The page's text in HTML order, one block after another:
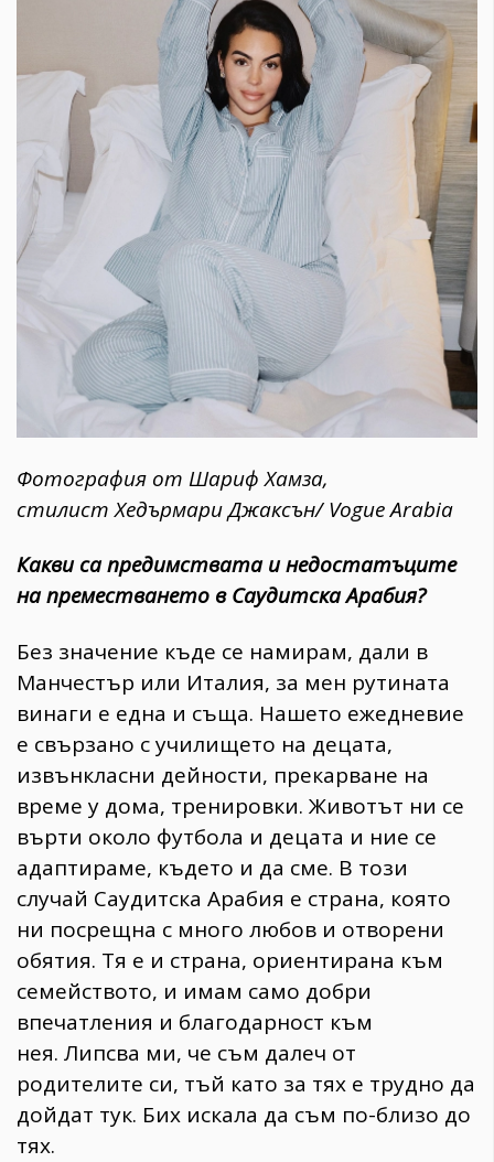
Фотография от Шариф Хамза,
стилист Хедърмари Джаксън/ Vogue Arabia
Какви са предимствата и недостатъците
на преместването в Саудитска Арабия?
Без значение къде се намирам, дали в
Манчестър или Италия, за мен рутината
винаги е една и съща. Нашето ежедневие
е свързано с училището на децата,
извънкласни дейности, прекарване на
време у дома, тренировки. Животът ни се
върти около футбола и децата и ние се
адаптираме, където и да сме. В този
случай Саудитска Арабия е страна, която
ни посрещна с много любов и отворени
обятия. Тя е и страна, ориентирана към
семейството, и имам само добри
впечатления и благодарност към
нея. Липсва ми, че съм далеч от
родителите си, тъй като за тях е трудно да
дойдат тук. Бих искала да съм по-близо до
тях.